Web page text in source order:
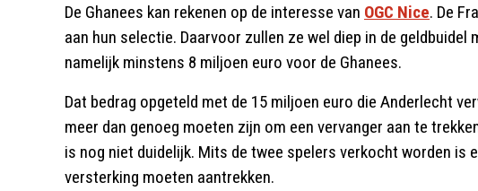
De Ghanees kan rekenen op de interesse van OGC Nice. De
aan hun selectie. Daarvoor zullen ze wel diep in de
namelijk minstens 8 miljoen euro voor de Ghanees.
Dat bedrag opgeteld met de 15 miljoen euro die Anderlecht
meer dan genoeg moeten zijn om een vervanger aan te
is nog niet duidelijk. Mits de twee spelers verkocht worden is
versterking moeten aantrekken.